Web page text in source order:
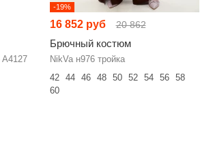
-19%
16 852 руб 20 862
Брючный костюм
NikVa н976 тройка
42
44 46 48 50 52 54 56
58
60